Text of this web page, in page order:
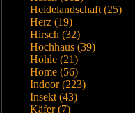
Heidelandschaft (25)
Herz (19)
Hirsch (32)
Hochhaus (39)
Höhle (21)
Home (56)
Indoor (223)
Insekt (43)
Käfer (7)